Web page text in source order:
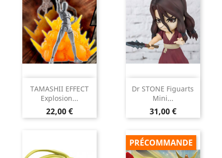
TAMASHII EFFECT
Explosion...
Prix
22,00 €
Dr STONE Figuarts
Mini...
Prix
31,00 €
PRÉCOMMANDE